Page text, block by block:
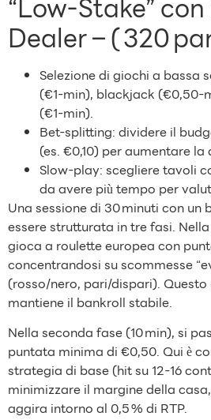
“Low‑Stake”
Dealer – ( 320
Selezione di giochi a bassa
(€1‑min), blackjack
(€1‑min).
Bet‑splitting: dividere il
(es. €0,10) per aumentare
Slow‑play: scegliere tavoli
da avere più tempo per
Una sessione di 30 minuti con un
essere strutturata in tre fasi.
gioca a roulette europea con
concentrandosi su scommesse
(rosso/nero, pari/dispari).
mantiene il bankroll stabile.
Nella seconda fase (10 min), si
puntata minima di €0,50. Qui è
strategia di base (hit su 12‑16
minimizzare il margine della
aggira intorno al 0,5 % di RTP.